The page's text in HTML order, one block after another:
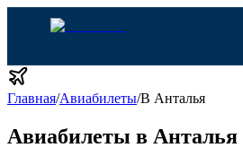
Главная/Авиабилеты/В Анталья
Авиабилеты в Анталья